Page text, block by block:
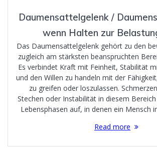
Daumensattelgelenk /
wenn Halten zur
Das Daumensattelgelenk gehört zu den
zugleich am stärksten beanspruchten
Es verbindet Kraft mit Feinheit, Stabilität
und den Willen zu handeln mit der
zu greifen oder loszulassen.
Stechen oder Instabilität in diesem
Lebensphasen auf, in denen ein Mensch
Read more